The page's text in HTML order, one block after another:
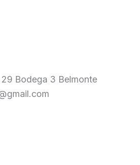
29 Bodega 3 Belmonte